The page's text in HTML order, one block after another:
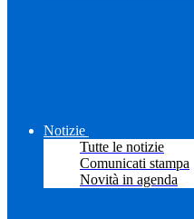
Notizie
Tutte le notizie
Comunicati stampa
Novità in agenda